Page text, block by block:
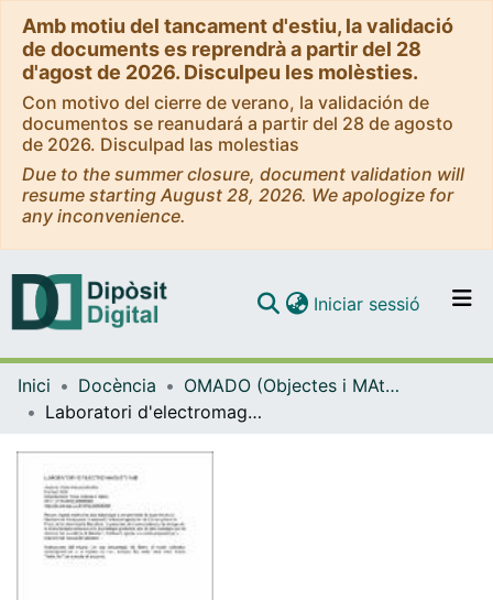
Amb motiu del tancament d'estiu, la validació
de documents es reprendrà a partir del 28
d'agost de 2026. Disculpeu les molèsties.
Con motivo del cierre de verano, la validación de
documentos se reanudará a partir del 28 de agosto
de 2026. Disculpad las molestias
Due to the summer closure, document validation will
resume starting August 28, 2026. We apologize for
any inconvenience.
Navega per tot el DD
Com publicar
Iniciar sessió (current)
Inici Docència
OMADO (Objectes i MAterials DOcents)
Laboratori d'electromagnetisme